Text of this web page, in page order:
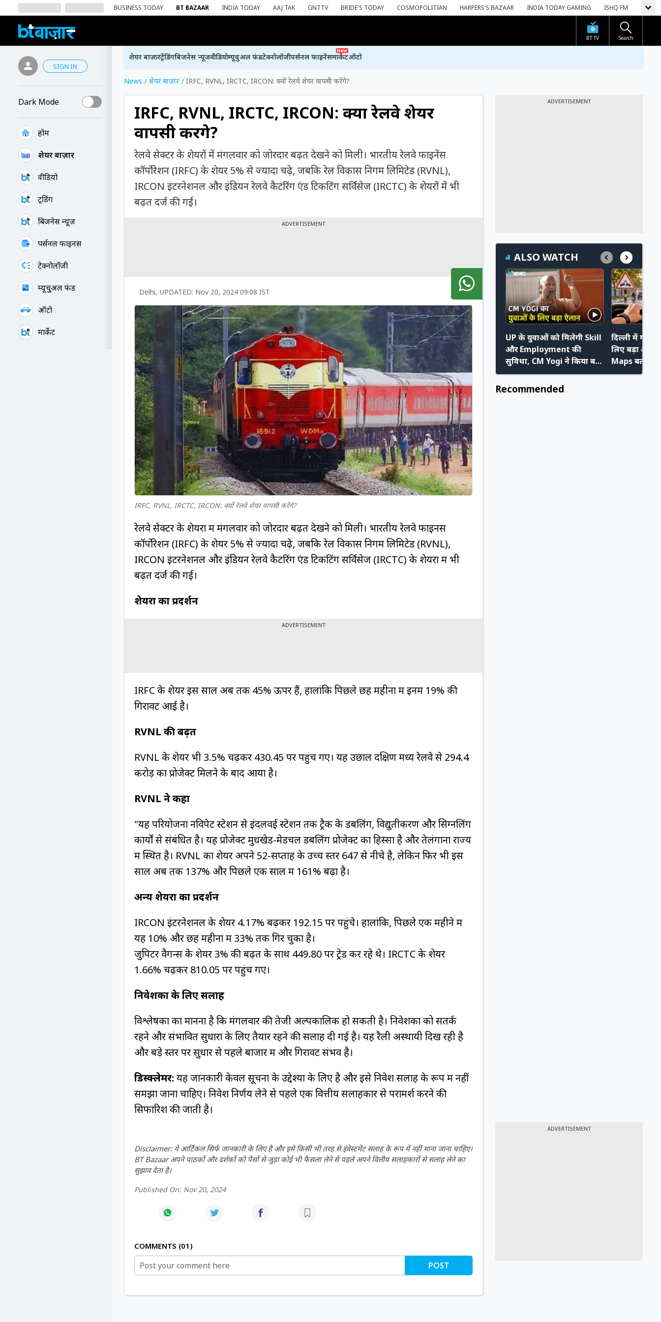
BUSINESS TODAY BT BAZAAR INDIA TODAY AAJ TAK GNTTV BRIDE'S TODAY COSMOPOLITIAN HARPERS'S BAZAAR INDIA TODAY GAMING ISHQ FM
BT TV Search
SIGN IN
Dark Mode
होम
शेयर बाज़ार
वीडियो
ट्रेंडिंग
बिजनेस न्यूज
पर्सनल फाइनेंस
टेक्नोलॉजी
म्यूचु्अल फंड
ऑटो
मार्केट
शेयर बाज़ारट्रेंडिंगबिजनेस न्यूजवीडियोम्यूचुअल फंडटेक्नोलॉजीपर्सनल फाइनेंस
New
मार्केटऑटो
News शेयर बाज़ार IRFC, RVNL, IRCTC, IRCON: क्यों रेलवे शेयर वापसी करेंगे?
IRFC, RVNL, IRCTC, IRCON: क्यों रेलवे शेयर
वापसी करेंगे?
रेलवे सेक्टर के शेयरों में मंगलवार को जोरदार बढ़त देखने को मिली। भारतीय रेलवे फाइनेंस
कॉर्पोरेशन (IRFC) के शेयर 5% से ज्यादा चढ़े, जबकि रेल विकास निगम लिमिटेड (RVNL),
IRCON इंटरनेशनल और इंडियन रेलवे कैटरिंग एंड टिकटिंग सर्विसेज (IRCTC) के शेयरों में भी
बढ़त दर्ज की गई।
ADVERTISEMENT
Delhi, UPDATED: Nov 20, 2024 09:08 IST
IRFC, RVNL, IRCTC, IRCON: क्यों रेलवे शेयर वापसी करेंगे?
रेलवे सेक्टर के शेयरों में मंगलवार को जोरदार बढ़त देखने को मिली। भारतीय रेलवे फाइनेंस
कॉर्पोरेशन (IRFC) के शेयर 5% से ज्यादा चढ़े, जबकि रेल विकास निगम लिमिटेड (RVNL),
IRCON इंटरनेशनल और इंडियन रेलवे कैटरिंग एंड टिकटिंग सर्विसेज (IRCTC) के शेयरों में भी
बढ़त दर्ज की गई।
शेयरों का प्रदर्शन
ADVERTISEMENT
IRFC के शेयर इस साल अब तक 45% ऊपर हैं, हालांकि पिछले छह महीनों में इनमें 19% की
गिरावट आई है।
RVNL की बढ़त
RVNL के शेयर भी 3.5% चढ़कर ₹430.45 पर पहुंच गए। यह उछाल दक्षिण मध्य रेलवे से ₹294.4
करोड़ का प्रोजेक्ट मिलने के बाद आया है।
RVNL ने कहा
"यह परियोजना नविपेट स्टेशन से इंदलवई स्टेशन तक ट्रैक के डबलिंग, विद्युतीकरण और सिग्नलिंग
कार्यों से संबंधित है। यह प्रोजेक्ट मुधखेड-मेडचल डबलिंग प्रोजेक्ट का हिस्सा है और तेलंगाना राज्य
में स्थित है। RVNL का शेयर अपने 52-सप्ताह के उच्च स्तर ₹647 से नीचे है, लेकिन फिर भी इस
साल अब तक 137% और पिछले एक साल में 161% बढ़ा है।
अन्य शेयरों का प्रदर्शन
IRCON इंटरनेशनल के शेयर 4.17% बढ़कर ₹192.15 पर पहुंचे। हालांकि, पिछले एक महीने में
यह 10% और छह महीनों में 33% तक गिर चुका है।
जुपिटर वैगन्स के शेयर 3% की बढ़त के साथ ₹449.80 पर ट्रेड कर रहे थे। IRCTC के शेयर
1.66% चढ़कर ₹810.05 पर पहुंच गए।
निवेशकों के लिए सलाह
विश्लेषकों का मानना है कि मंगलवार की तेजी अल्पकालिक हो सकती है। निवेशकों को सतर्क
रहने और संभावित सुधारों के लिए तैयार रहने की सलाह दी गई है। यह रैली अस्थायी दिख रही है
और बड़े स्तर पर सुधार से पहले बाजार में और गिरावट संभव है।
डिस्क्लेमर: यह जानकारी केवल सूचना के उद्देश्यों के लिए है और इसे निवेश सलाह के रूप में नहीं
समझा जाना चाहिए। निवेश निर्णय लेने से पहले एक वित्तीय सलाहकार से परामर्श करने की
सिफारिश की जाती है।
Disclaimer: ये आर्टिकल सिर्फ जानकारी के लिए है और इसे किसी भी तरह से इंवेस्टमेंट सलाह के रूप में नहीं माना जाना चाहिए।
BT Bazaar अपने पाठकों और दर्शकों को पैसों से जुड़ा कोई भी फैसला लेने से पहले अपने वित्तीय सलाहकारों से सलाह लेने का
सुझाव देता है।
Published On: Nov 20, 2024
COMMENTS 01
POST
ADVERTISEMENT
ALSO WATCH
UP के युवाओं को मिलेगी Skill
और Employment की
सुविधा, CM Yogi ने किया बड़ा
ऐलान
दिल्ली में गाड़ी
लिए बड़ा
Maps
का खतरा
Recommended
ADVERTISEMENT